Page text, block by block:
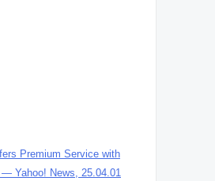
Premium Service with
Yahoo! News, 25.04.01